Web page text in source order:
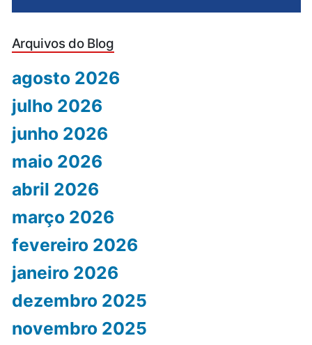
Arquivos do Blog
agosto 2026
julho 2026
junho 2026
maio 2026
abril 2026
março 2026
fevereiro 2026
janeiro 2026
dezembro 2025
novembro 2025